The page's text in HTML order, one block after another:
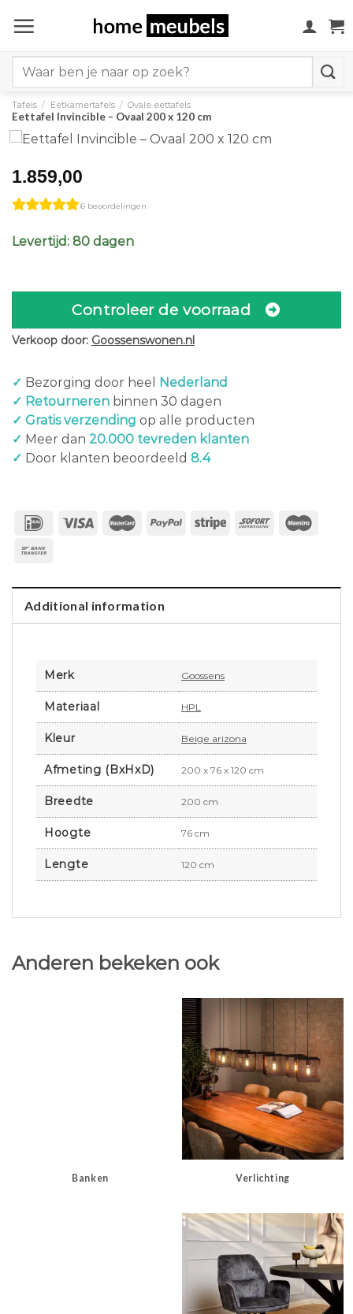
naar
for:
Tafels / Eetkamertafels / Ovale eettafels
Eettafel Invincible – Ovaal 200 x 120 cm
1.859,00
6 beoordelingen
Levertijd: 80 dagen
Controleer de voorraad
Verkoop door: Goossenswonen.nl
✓ Bezorging door heel
Nederland
✓ Retourneren binnen 30 dagen
✓ Gratis verzending op alle producten
✓ Meer dan 20.000 tevreden klanten
✓ Door klanten beoordeeld 8.4
Additional information
Merk Goossens
Materiaal HPL
Kleur Beige arizona
Afmeting (BxHxD) 200 x 76 x 120 cm
Breedte 200 cm
Hoogte 76 cm
Lengte 120 cm
Anderen bekeken ook
Banken Verlichting